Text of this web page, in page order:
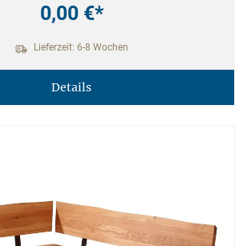
0,00 €*
Lieferzeit: 6-8 Wochen
Details